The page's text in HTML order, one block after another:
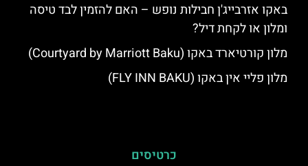
באקו אזרבייג'ן חבילות נופש – האם להזמין לבד טיסה
ומלון או לקחת דיל?
מלון קורטיארד באקו (Courtyard by Marriott Baku)
מלון פליי אין באקו (FLY INN BAKU)
כרטיסים